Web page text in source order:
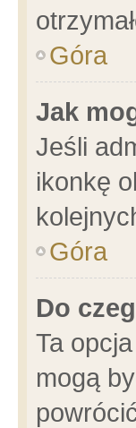
Góra
Jak
Jeśli
ikonkę
Góra
Do
Ta
mogą